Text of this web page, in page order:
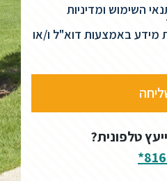
השימוש ומדיניות
מידע באמצעות דוא"ל ו/או
טלפונית?